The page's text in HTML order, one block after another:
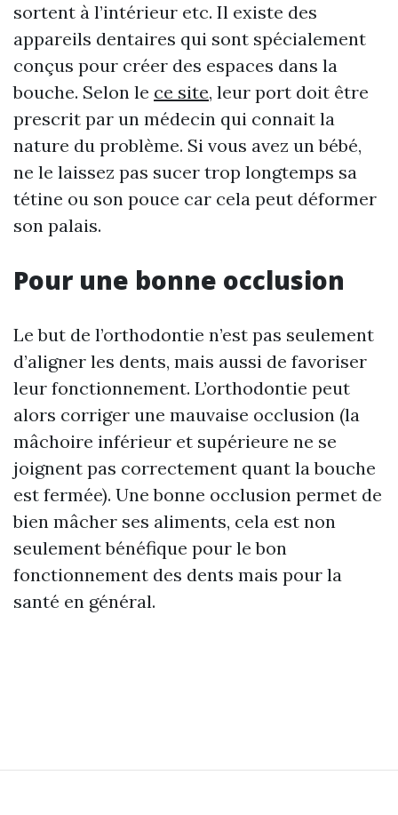
sortent à l’intérieur etc. Il existe des
appareils dentaires qui sont spécialement
conçus pour créer des espaces dans la
bouche. Selon le ce site, leur port doit être
prescrit par un médecin qui connait la
nature du problème. Si vous avez un bébé,
ne le laissez pas sucer trop longtemps sa
tétine ou son pouce car cela peut déformer
son palais.
Pour une bonne occlusion
Le but de l’orthodontie n’est pas seulement
d’aligner les dents, mais aussi de favoriser
leur fonctionnement. L’orthodontie peut
alors corriger une mauvaise occlusion (la
mâchoire inférieur et supérieure ne se
joignent pas correctement quant la bouche
est fermée). Une bonne occlusion permet de
bien mâcher ses aliments, cela est non
seulement bénéfique pour le bon
fonctionnement des dents mais pour la
santé en général.